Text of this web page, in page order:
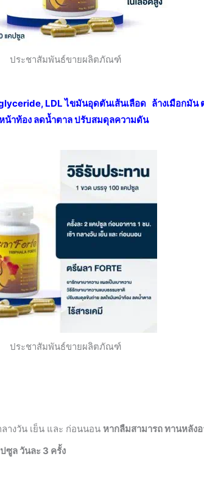
ชิ้น
ประชาสัมพันธ์ขายผลิตภัณฑ์
LDL ไขมันอุดตันเส้นเลือด ล้างเมือกมัน
น้าท้อง ลดน้ำตาล ปรับสมดุลความดัน
ประชาสัมพันธ์ขายผลิตภัณฑ์
ลางวัน เย็น และ ก่อนนอน หากลืมสามารถ ทานหลัง
ซูล วันละ 3 ครั้ง